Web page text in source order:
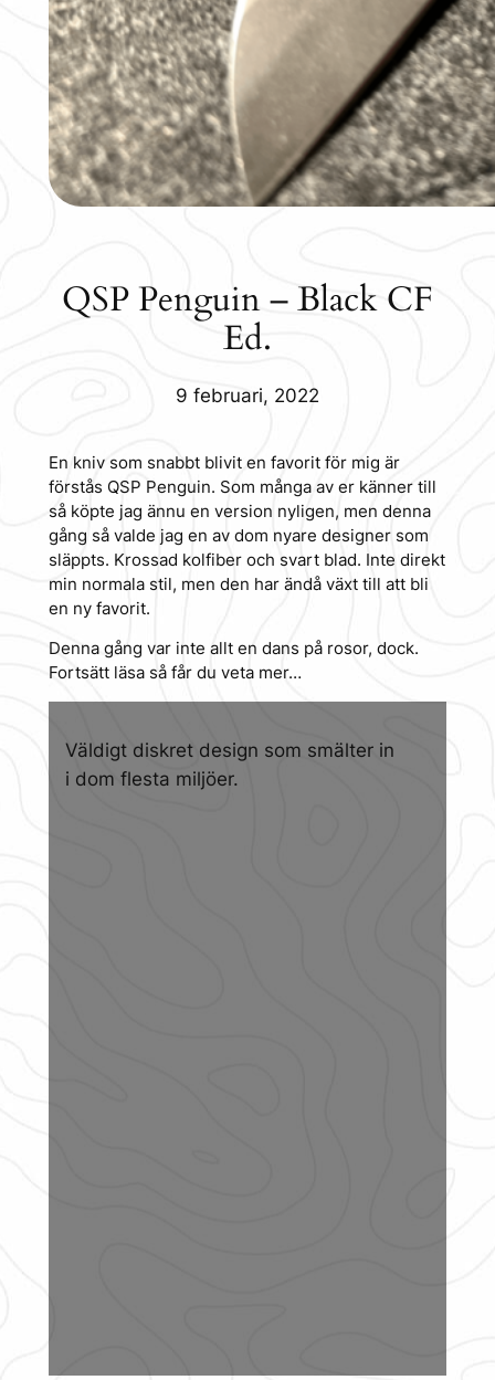
QSP Penguin – Black CF
Ed.
9 februari, 2022
En kniv som snabbt blivit en favorit för mig är
förstås QSP Penguin. Som många av er känner till
så köpte jag ännu en version nyligen, men denna
gång så valde jag en av dom nyare designer som
släppts. Krossad kolfiber och svart blad. Inte direkt
min normala stil, men den har ändå växt till att bli
en ny favorit.
Denna gång var inte allt en dans på rosor, dock.
Fortsätt läsa så får du veta mer…
Väldigt diskret design som smälter in
i dom flesta miljöer.